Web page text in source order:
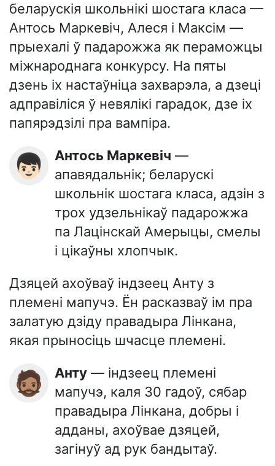
беларускія школьнікі шостага класа —
Антось Маркевіч, Алеся і Максім —
прыехалі ў падарожжа як пераможцы
міжнароднага конкурсу. На пяты
дзень іх настаўніца захварэла, а дзеці
адправіліся ў невялікі гарадок, дзе іх
папярэдзілі пра вампіра.
👦🏻 Антось Маркевіч —
апавядальнік; беларускі
школьнік шостага класа, адзін з
трох удзельнікаў падарожжа
па Лацінскай Амерыцы, смелы
і цікаўны хлопчык.
Дзяцей ахоўваў індзеец Анту з
племені мапучэ. Ён расказваў ім пра
залатую дзіду правадыра Лінкана,
якая прыносіць шчасце племені.
🧔🏽 Анту — індзеец племені
мапучэ, каля 30 гадоў, сябар
правадыра Лінкана, добры і
адданы, ахоўвае дзяцей,
загінуў ад рук бандытаў.